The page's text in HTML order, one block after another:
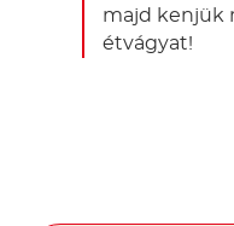
majd kenjük
étvágyat!